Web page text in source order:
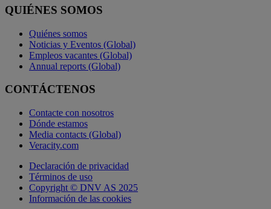
QUIÉNES SOMOS
Quiénes somos
Noticias y Eventos (Global)
Empleos vacantes (Global)
Annual reports (Global)
CONTÁCTENOS
Contacte con nosotros
Dónde estamos
Media contacts (Global)
Veracity.com
Declaración de privacidad
Términos de uso
Copyright © DNV AS 2025
Información de las cookies